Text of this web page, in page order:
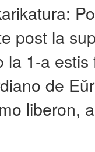
post la
la 1-a
de
liberon,